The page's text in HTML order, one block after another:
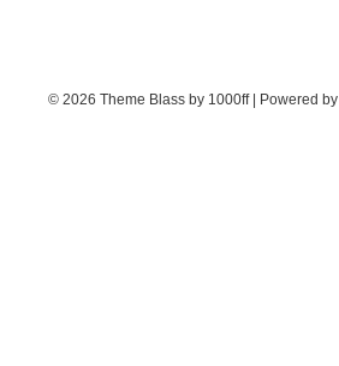
© 2026 Theme Blass by 1000ff | Powered by